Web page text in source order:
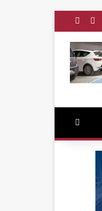
فيسبوك‫YouTube